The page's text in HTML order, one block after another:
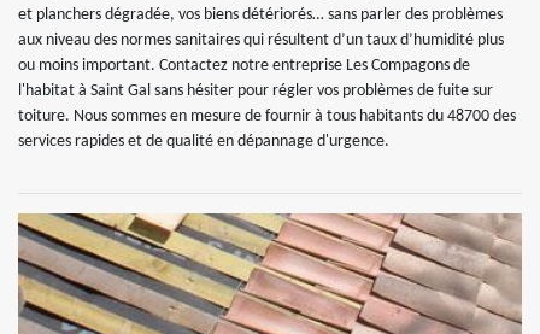
et planchers dégradée, vos biens détériorés… sans parler des problèmes
aux niveau des normes sanitaires qui résultent d’un taux d’humidité plus
ou moins important. Contactez notre entreprise Les Compagons de
l'habitat à Saint Gal sans hésiter pour régler vos problèmes de fuite sur
toiture. Nous sommes en mesure de fournir à tous habitants du 48700 des
services rapides et de qualité en dépannage d'urgence.